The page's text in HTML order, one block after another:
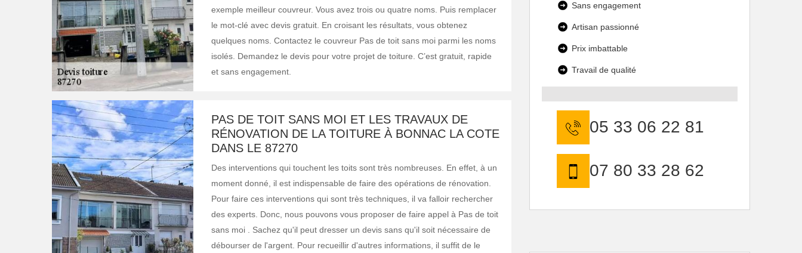
exemple meilleur couvreur. Vous avez trois ou quatre noms. Puis remplacer
le mot-clé avec devis gratuit. En croisant les résultats, vous obtenez
quelques noms. Contactez le couvreur Pas de toit sans moi parmi les noms
isolés. Demandez le devis pour votre projet de toiture. C’est gratuit, rapide
et sans engagement.
PAS DE TOIT SANS MOI ET LES TRAVAUX DE
RÉNOVATION DE LA TOITURE À BONNAC LA COTE
DANS LE 87270
Des interventions qui touchent les toits sont très nombreuses. En effet, à un
moment donné, il est indispensable de faire des opérations de rénovation.
Pour faire ces interventions qui sont très techniques, il va falloir rechercher
des experts. Donc, nous pouvons vous proposer de faire appel à Pas de toit
sans moi . Sachez qu'il peut dresser un devis sans qu'il soit nécessaire de
débourser de l'argent. Pour recueillir d'autres informations, il suffit de le
Sans engagement
Artisan passionné
Prix imbattable
Travail de qualité
05 33 06 22 81
07 80 33 28 62